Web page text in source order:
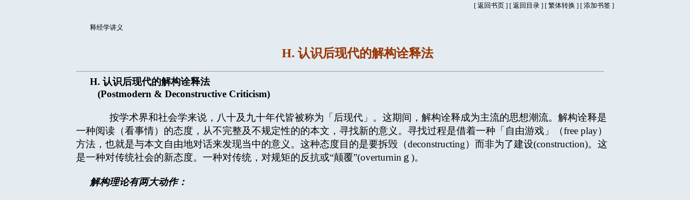
[ 返回书页 ] [ 返回目录 ] [ 繁体转换 ] [ 添加书签 ]
释经学讲义
H. 认识后现代的解构诠释法
H. 认识后现代的解构诠释法
(Postmodern & Deconstructive Criticism)
按学术界和社会学来说，八十及九十年代皆被称为「后现代」。这期间，解构诠释成为主流的思想潮流。解构诠释是
一种阅读（看事情）的态度，从不完整及不规定性的的本文，寻找新的意义。寻找过程是借着一种「自由游戏」（free play）
方法，也就是与本文自由地对话来发现当中的意义。这种态度目的是要拆毁（deconstructing）而非为了建设(construction)。这
是一种对传统社会的新态度。一种对传统，对规矩的反抗或“颠覆”(overturninｇ)。
解构理论有两大动作：